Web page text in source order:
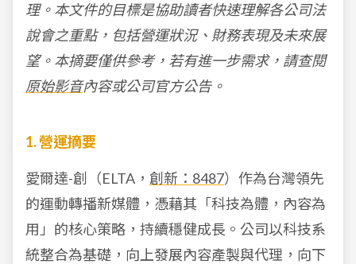
理。本文件的目標是協助讀者快速理解各公司法
說會之重點，包括營運狀況、財務表現及未來展
望。本摘要僅供參考，若有進一步需求，請查閱
原始影音內容或公司官方公告。
1. 營運摘要
愛爾達-創（ELTA， 創新：8487）作為台灣領先
的運動轉播新媒體，憑藉其「科技為體，內容為
用」的核心策略，持續穩健成長。公司以科技系
統整合為基礎，向上發展內容產製與代理，向下